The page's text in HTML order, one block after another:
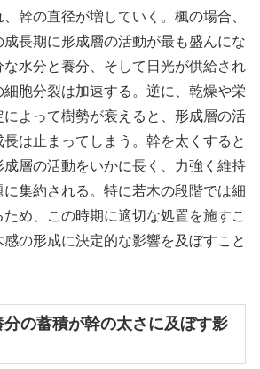
幹の直径が増していく。楓の場合、
長期に形成層の活動が最も盛んにな
な水分と養分、そして日光が供給され
細胞分裂は加速する。逆に、乾燥や栄
よって樹勢が衰えると、形成層の活
は止まってしまう。幹を太くすると
層の活動をいかに長く、力強く維持
集約される。特に若木の段階では細
め、この時期に適切な処置を施すこ
の形成に決定的な影響を及ぼすこと
の蓄積が幹の太さに及ぼす影